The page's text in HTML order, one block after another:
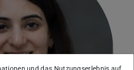
und das Nutzungserlebnis auf